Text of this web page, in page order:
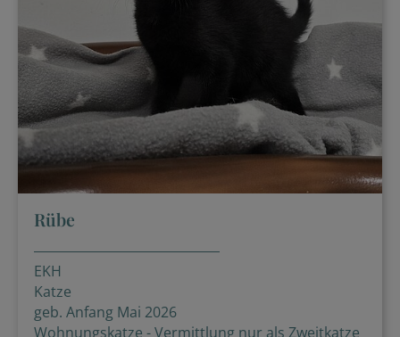
Rübe
EKH
Katze
geb. Anfang Mai 2026
Wohnungskatze - Vermittlung nur als Zweitkatze